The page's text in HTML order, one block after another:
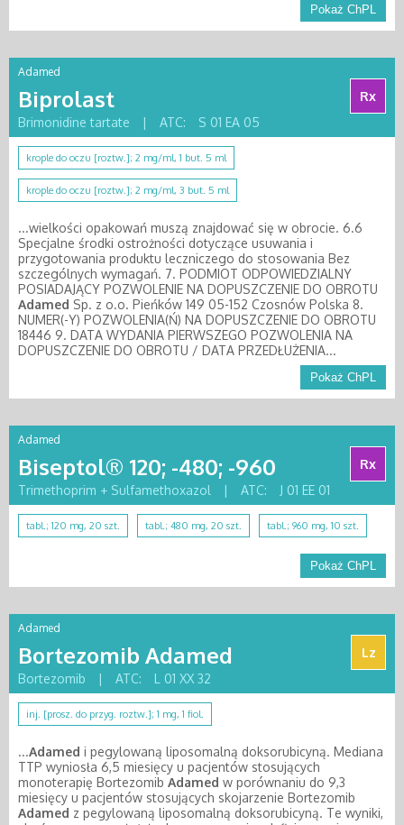
Pokaż ChPL
Adamed
Biprolast
Rx
Brimonidine tartate
| ATC: S 01 EA 05
krople do oczu [roztw.]; 2 mg/ml, 1 but. 5 ml
krople do oczu [roztw.]; 2 mg/ml, 3 but. 5 ml
...wielkości opakowań muszą znajdować się w obrocie. 6.6
Specjalne środki ostrożności dotyczące usuwania i
przygotowania produktu leczniczego do stosowania Bez
szczególnych wymagań. 7. PODMIOT ODPOWIEDZIALNY
POSIADAJĄCY POZWOLENIE NA DOPUSZCZENIE DO OBROTU
Adamed Sp. z o.o. Pieńków 149 05-152 Czosnów Polska 8.
NUMER(-Y) POZWOLENIA(Ń) NA DOPUSZCZENIE DO OBROTU
18446 9. DATA WYDANIA PIERWSZEGO POZWOLENIA NA
DOPUSZCZENIE DO OBROTU / DATA PRZEDŁUŻENIA...
Pokaż ChPL
Adamed
Biseptol® 120; -480; -960
Rx
Trimethoprim + Sulfamethoxazol
| ATC: J 01 EE 01
tabl.; 120 mg, 20 szt. tabl.; 480 mg, 20 szt. tabl.; 960 mg, 10 szt.
Pokaż ChPL
Adamed
Bortezomib Adamed
Lz
Bortezomib
| ATC: L 01 XX 32
inj. [prosz. do przyg. roztw.]; 1 mg, 1 fiol.
...Adamed i pegylowaną liposomalną doksorubicyną. Mediana
TTP wyniosła 6,5 miesięcy u pacjentów stosujących
monoterapię Bortezomib Adamed w porównaniu do 9,3
miesięcy u pacjentów stosujących skojarzenie Bortezomib
Adamed z pegylowaną liposomalną doksorubicyną. Te wyniki,